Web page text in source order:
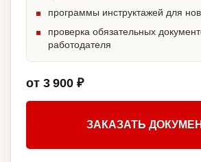
программы инструктажей для
проверка обязательных
работодателя
от 3 900 ₽
ЗАКАЗАТЬ